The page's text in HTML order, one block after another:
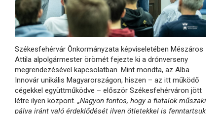
Székesfehérvár Önkormányzata képviseletében Mészáros
Attila alpolgármester örömét fejezte ki a drónverseny
megrendezésével kapcsolatban. Mint mondta, az Alba
Innovár unikális Magyarországon, hiszen – az itt működő
cégekkel együttműködve – először Székesfehérváron jött
létre ilyen központ. „Nagyon fontos, hogy a fiatalok műszaki
pálya iránt való érdeklődését ilyen ötletekkel is fenntartsuk